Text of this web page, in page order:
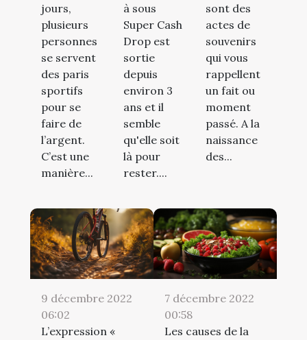
jours,
plusieurs
personnes
se servent
des paris
sportifs
pour se
faire de
l’argent.
C’est une
manière...
à sous
Super Cash
Drop est
sortie
depuis
environ 3
ans et il
semble
qu'elle soit
là pour
rester....
sont des
actes de
souvenirs
qui vous
rappellent
un fait ou
moment
passé. A la
naissance
des...
9 décembre 2022
06:02
L’expression «
7 décembre 2022
00:58
Les causes de la